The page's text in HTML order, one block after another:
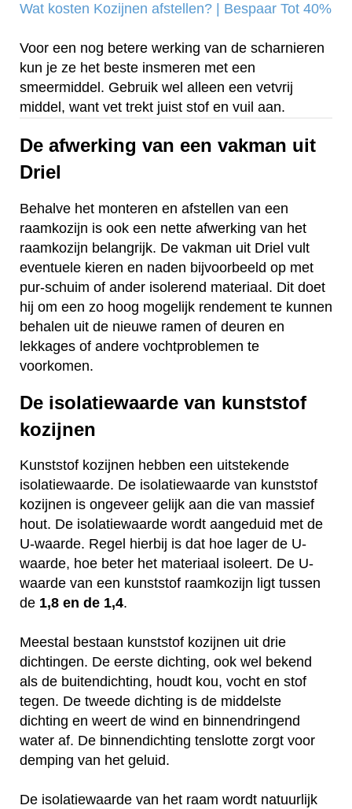
Wat kosten Kozijnen afstellen? | Bespaar Tot 40%‎
Voor een nog betere werking van de scharnieren
kun je ze het beste insmeren met een
smeermiddel. Gebruik wel alleen een vetvrij
middel, want vet trekt juist stof en vuil aan.
De afwerking van een vakman uit
Driel
Behalve het monteren en afstellen van een
raamkozijn is ook een nette afwerking van het
raamkozijn belangrijk. De vakman uit Driel vult
eventuele kieren en naden bijvoorbeeld op met
pur-schuim of ander isolerend materiaal. Dit doet
hij om een zo hoog mogelijk rendement te kunnen
behalen uit de nieuwe ramen of deuren en
lekkages of andere vochtproblemen te
voorkomen.
De isolatiewaarde van kunststof
kozijnen
Kunststof kozijnen hebben een uitstekende
isolatiewaarde. De isolatiewaarde van kunststof
kozijnen is ongeveer gelijk aan die van massief
hout. De isolatiewaarde wordt aangeduid met de
U-waarde. Regel hierbij is dat hoe lager de U-
waarde, hoe beter het materiaal isoleert. De U-
waarde van een kunststof raamkozijn ligt tussen
de 1,8 en de 1,4.
Meestal bestaan kunststof kozijnen uit drie
dichtingen. De eerste dichting, ook wel bekend
als de buitendichting, houdt kou, vocht en stof
tegen. De tweede dichting is de middelste
dichting en weert de wind en binnendringend
water af. De binnendichting tenslotte zorgt voor
demping van het geluid.
De isolatiewaarde van het raam wordt natuurlijk